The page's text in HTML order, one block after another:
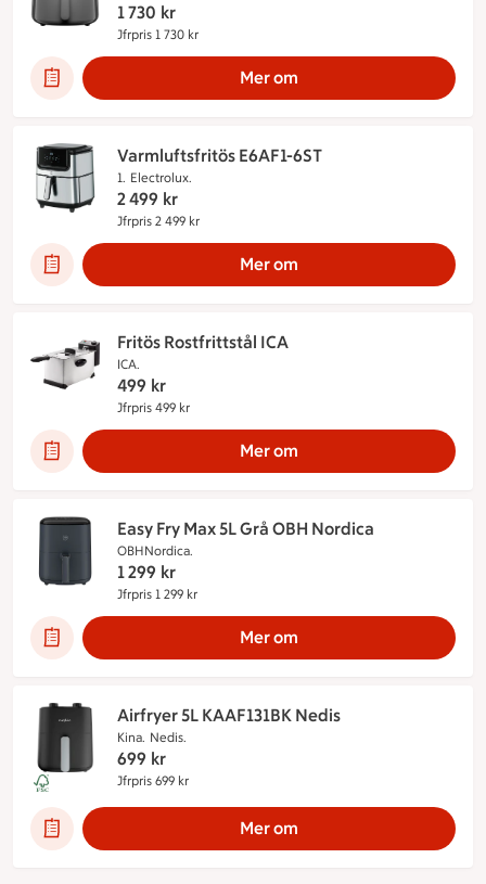
1 730 kr
Jfrpris 1 730 kr
Mer om
Varmluftsfritös E6AF1-6ST
1. Electrolux.
2 499 kr
Jfrpris 2 499 kr
Mer om
Fritös Rostfrittstål ICA
ICA.
499 kr
Jfrpris 499 kr
Mer om
Easy Fry Max 5L Grå OBH Nordica
OBHNordica.
1 299 kr
Jfrpris 1 299 kr
Mer om
Denna produkt innehåller följande märkningar:
Airfryer 5L KAAF131BK Nedis
Kina. Nedis.
699 kr
Jfrpris 699 kr
Mer om